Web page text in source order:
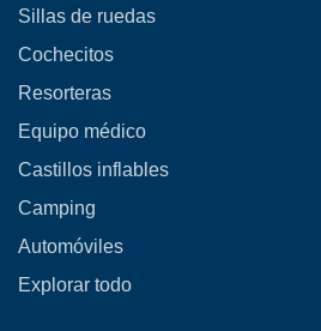
Sillas de ruedas
Cochecitos
Resorteras
Equipo médico
Castillos inflables
Camping
Automóviles
Explorar todo